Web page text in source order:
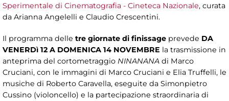
Sperimentale di Cinematografia - Cineteca Nazionale, curata
da Arianna Angelelli e Claudio Crescentini.
Il programma delle tre giornate di finissage prevede DA
VENERDì 12 A DOMENICA 14 NOVEMBRE la trasmissione in
anteprima del cortometraggio NINANANA di Marco
Cruciani, con le immagini di Marco Cruciani e Elia Truffelli, le
musiche di Roberto Caravella, eseguite da Simonpietro
Cussino (violoncello) e la partecipazione straordinaria di